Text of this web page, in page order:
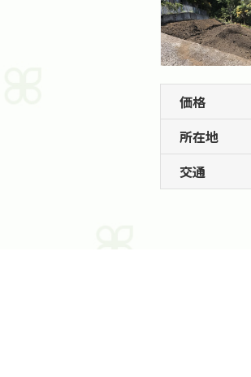
価格
所在地
交通